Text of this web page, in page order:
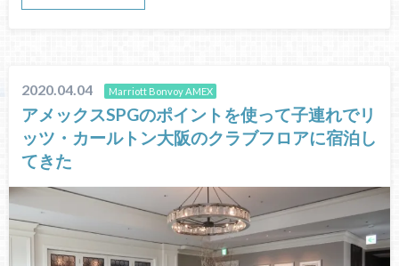
2020.04.04 Marriott Bonvoy AMEX
アメックスSPGのポイントを使って子連れでリ
ッツ・カールトン大阪のクラブフロアに宿泊し
てきた